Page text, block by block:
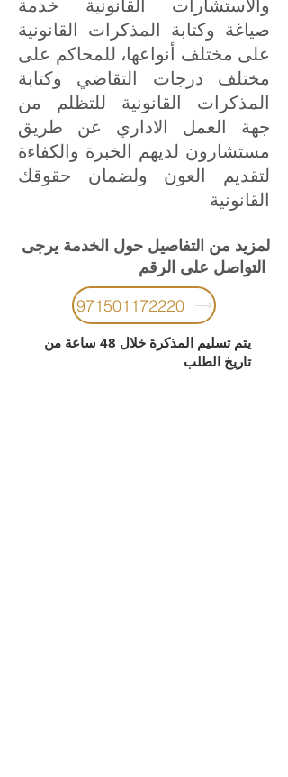
والاستشارات القانونية خدمة
صياغة وكتابة المذكرات القانونية
على مختلف أنواعها، للمحاكم على
مختلف درجات التقاضي وكتابة
المذكرات القانونية للتظلم من
جهة العمل الاداري عن طريق
مستشارون لديهم الخبرة والكفاءة
لتقديم العون ولضمان حقوقك
القانونية
لمزيد من التفاصيل حول الخدمة يرجى
971501172220
يتم تسليم المذكرة خلال 48 ساعة من
تاريخ الطلب